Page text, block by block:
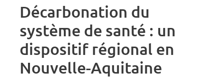
Décarbonation du
système de santé : un
dispositif régional en
Nouvelle-Aquitaine